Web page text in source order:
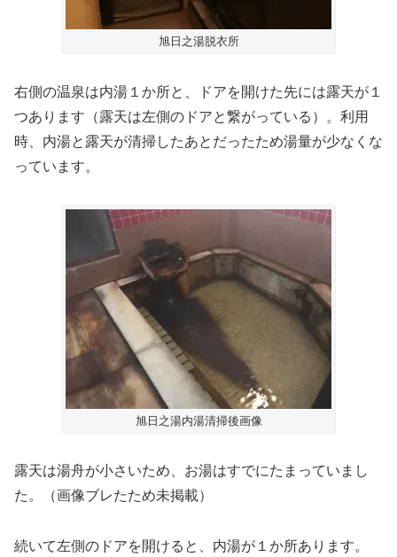
旭日之湯脱衣所
右側の温泉は内湯１か所と、ドアを開けた先には露天が１
つあります（露天は左側のドアと繋がっている）。利用
時、内湯と露天が清掃したあとだったため湯量が少なくな
っています。
旭日之湯内湯清掃後画像
露天は湯舟が小さいため、お湯はすでにたまっていまし
た。（画像ブレたため未掲載）
続いて左側のドアを開けると、内湯が１か所あります。